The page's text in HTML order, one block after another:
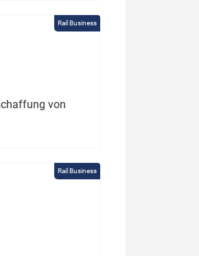
Rail Business
von
Rail Business